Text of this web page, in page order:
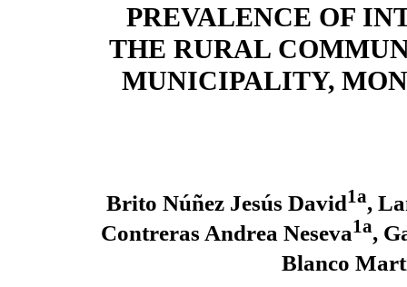
PREVALENCE OF
THE RURAL
MUNICIPALITY,
Brito Núñez Jesús David1a,
Contreras Andrea Neseva1a,
Blanco